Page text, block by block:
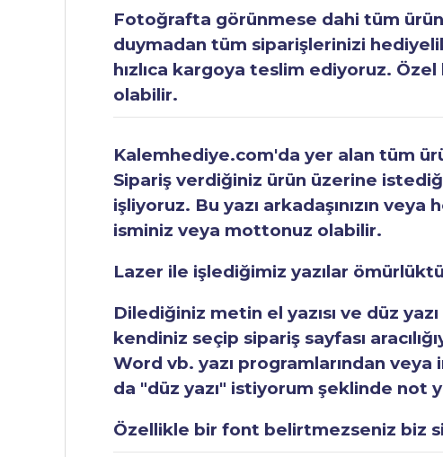
Fotoğrafta görünmese dahi tüm
duymadan tüm siparişlerinizi
hızlıca kargoya teslim ediyoruz.
olabilir.
Kalemhediye.com'da yer alan tüm
Sipariş verdiğiniz ürün üzerine
işliyoruz. Bu yazı arkadaşınızın
isminiz veya mottonuz olabilir.
Lazer ile işlediğimiz yazılar
Dilediğiniz metin el yazısı ve düz
kendiniz seçip sipariş sayfası
Word vb. yazı programlarından
da "düz yazı" istiyorum şeklinde not
Özellikle bir font belirtmezseniz biz